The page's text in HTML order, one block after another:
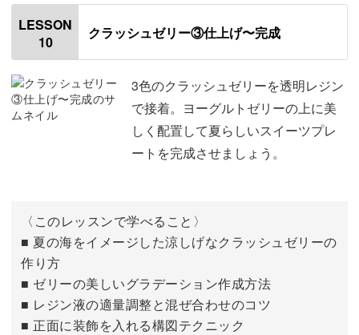
型を作る
レジン液を型に流し入れる
レジン液をランダムにちぎる 04:41
レジン液を青色と水色に着色する 07:05
LESSON
10
クラッシュゼリー③仕上げ〜完成
3色のクラッシュゼリーを透明レジン
で接着。ヨーグルトゼリーの上に美
しく配置して夏らしいスイーツプレ
ートを完成させましょう。
〈このレッスンで学べること〉
■ 夏の海をイメージした涼しげなクラッシュゼリーの
作り方
■ ゼリーの美しいグラデーション作成方法
■ レジン液の適量調整と混ぜ合わせのコツ
■ 正面に装飾を入れる構図テクニック